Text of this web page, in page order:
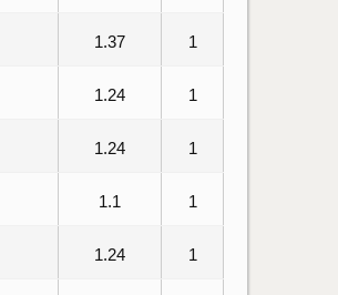
1.37 1
1.24 1
1.24 1
1.1 1
1.24 1